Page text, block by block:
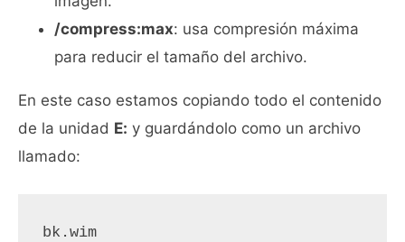
/compress:max: usa compresión máxima
para reducir el tamaño del archivo.
En este caso estamos copiando todo el contenido
de la unidad E: y guardándolo como un archivo
llamado:
bk.wim